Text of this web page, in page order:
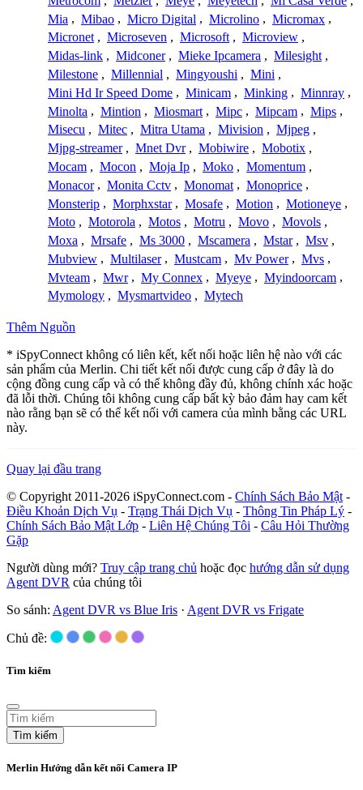
Mia , Mibao , Micro Digital , Microlino , Micromax ,
Micronet , Microseven , Microsoft , Microview ,
Midas-link , Midconer , Mieke Ipcamera , Milesight ,
Milestone , Millennial , Mingyoushi , Mini ,
Mini Hd Ir Speed Dome , Minicam , Minking , Minnray ,
Minolta , Mintion , Miosmart , Mipc , Mipcam , Mips ,
Misecu , Mitec , Mitra Utama , Mivision , Mjpeg ,
Mjpg-streamer , Mnet Dvr , Mobiwire , Mobotix ,
Mocam , Mocon , Moja Ip , Moko , Momentum ,
Monacor , Monita Cctv , Monomat , Monoprice ,
Monsterip , Morphxstar , Mosafe , Motion , Motioneye ,
Moto , Motorola , Motos , Motru , Movo , Movols ,
Moxa , Mrsafe , Ms 3000 , Mscamera , Mstar , Msv ,
Mubview , Multilaser , Mustcam , Mv Power , Mvs ,
Mvteam , Mwr , My Connex , Myeye , Myindoorcam ,
Mymology , Mysmartvideo , Mytech
Thêm Nguồn
* iSpyConnect không có liên kết, kết nối hoặc liên hệ nào với các
sản phẩm của Merlin. Chi tiết kết nối được cung cấp ở đây là do
cộng đồng cung cấp và có thể không đầy đủ, không chính xác hoặc
đã lỗi thời. Chúng tôi không cung cấp bất kỳ bảo đảm hay cam kết
nào rằng bạn sẽ có thể kết nối với camera của mình bằng các URL
này.
Quay lại đầu trang
© Copyright 2011-2026 iSpyConnect.com - Chính Sách Bảo Mật -
Điều Khoản Dịch Vụ - Trạng Thái Dịch Vụ - Thông Tin Pháp Lý -
Chính Sách Bảo Mật Lớp - Liên Hệ Chúng Tôi - Câu Hỏi Thường
Gặp
Người dùng mới? Truy cập trang chủ hoặc đọc hướng dẫn sử dụng
Agent DVR của chúng tôi
So sánh: Agent DVR vs Blue Iris · Agent DVR vs Frigate
Chủ đề:
Tìm kiếm
Tìm kiếm
Merlin Hướng dẫn kết nối Camera IP